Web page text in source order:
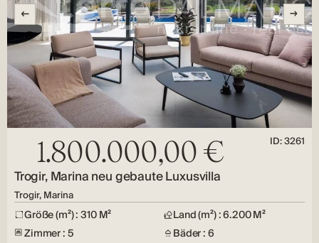
1.800.000,00 € ID: 3261
Trogir, Marina neu gebaute Luxusvilla
Trogir, Marina
Größe (m²) : 310 M²
Land (m²) : 6.200 M²
Zimmer : 5
Bäder : 6